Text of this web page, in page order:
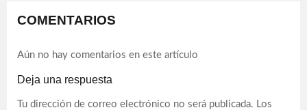
COMENTARIOS
Aún no hay comentarios en este artículo
Deja una respuesta
Tu dirección de correo electrónico no será publicada. Los